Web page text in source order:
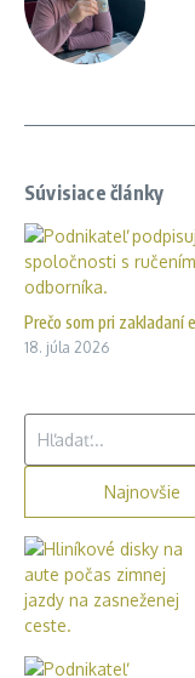
Súvisiace články
Prečo som pri zakladaní
18. júla 2026
Najnovšie